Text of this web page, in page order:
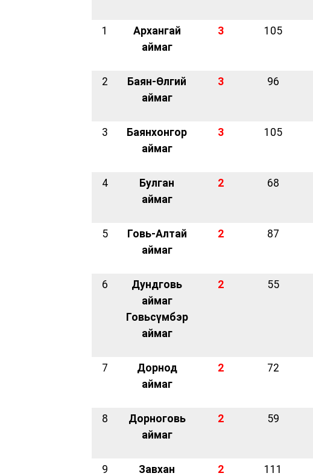
1
Архангай
аймаг
3 105
2
Баян-Өлгий
аймаг
3 96
3
Баянхонгор
аймаг
3 105
4
Булган
аймаг
2 68
5
Говь-Алтай
аймаг
2 87
6
Дундговь
аймаг
Говьсүмбэр
аймаг
2 55
7
Дорнод
аймаг
2 72
8
Дорноговь
аймаг
2 59
9
Завхан
2 111